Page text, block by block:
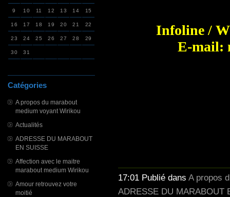
9 10 11 12 13 14 15
16 17 18 19 20 21 22
23 24 25 26 27 28 29
30 31
Catégories
A propos du marabout
medium voyant Wirikou
Actualités
ADRESSE DU MARABOUT
EN SUISSE
Affection avec le maitre
marabout medium Wirikou
Amour retrouvez votre
moitié
Infoline /
E-mail:
17:01 Publié dans A propos
ADRESSE DU MARABOUT